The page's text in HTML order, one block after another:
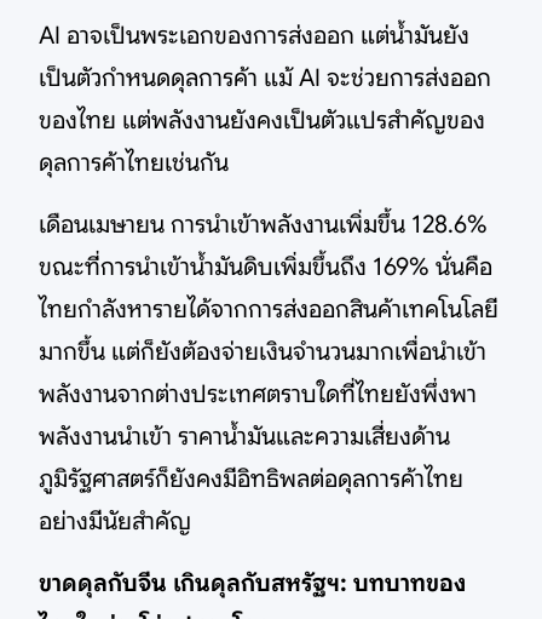
AI อาจเป็นพระเอกของการส่งออก แต่น้ำมันยัง
เป็นตัวกำหนดดุลการค้า แม้ AI จะช่วยการส่งออก
ของไทย แต่พลังงานยังคงเป็นตัวแปรสำคัญของ
ดุลการค้าไทยเช่นกัน
เดือนเมษายน การนำเข้าพลังงานเพิ่มขึ้น 128.6%
ขณะที่การนำเข้าน้ำมันดิบเพิ่มขึ้นถึง 169% นั่นคือ
ไทยกำลังหารายได้จากการส่งออกสินค้าเทคโนโลยี
มากขึ้น แต่ก็ยังต้องจ่ายเงินจำนวนมากเพื่อนำเข้า
พลังงานจากต่างประเทศตราบใดที่ไทยยังพึ่งพา
พลังงานนำเข้า ราคาน้ำมันและความเสี่ยงด้าน
ภูมิรัฐศาสตร์ก็ยังคงมีอิทธิพลต่อดุลการค้าไทย
อย่างมีนัยสำคัญ
ขาดดุลกับจีน เกินดุลกับสหรัฐฯ: บทบาทของ